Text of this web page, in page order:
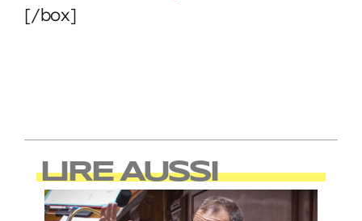
[/box]
LIRE AUSSI